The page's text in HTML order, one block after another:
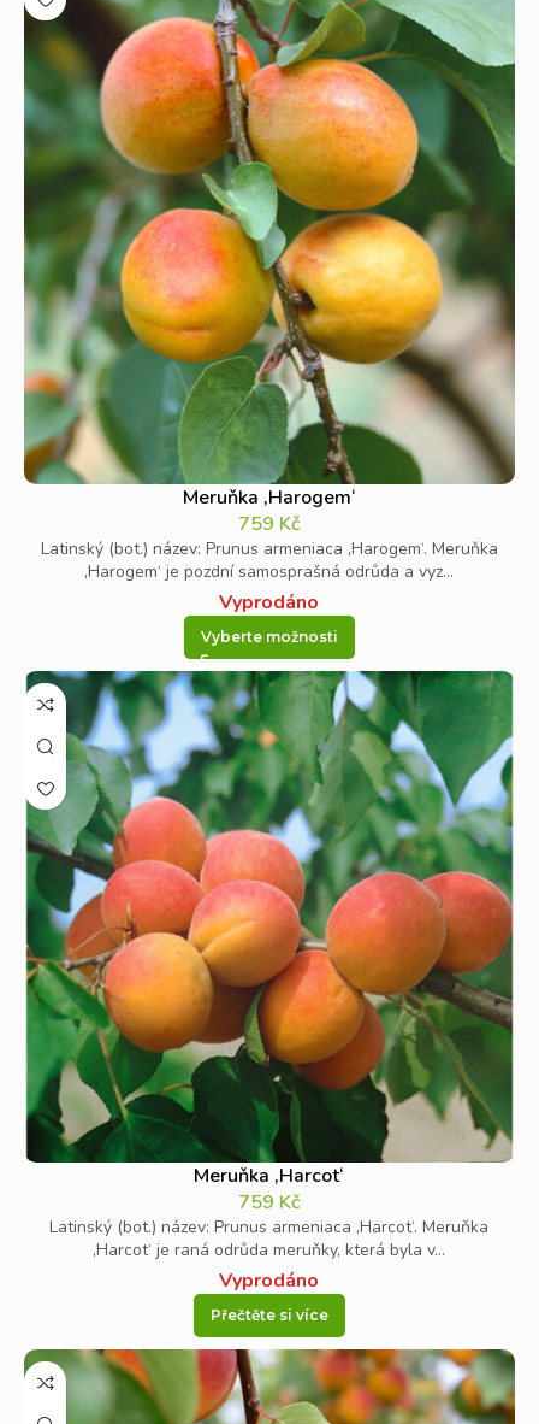
Meruňka ‚Harogem‘
759 Kč
Latinský (bot.) název: Prunus armeniaca ‚Harogem‘. Meruňka
‚Harogem‘ je pozdní samosprašná odrůda a vyz...
Vyprodáno
Vyberte možnosti
Meruňka ‚Harcot‘
759 Kč
Latinský (bot.) název: Prunus armeniaca ‚Harcot‘. Meruňka
‚Harcot‘ je raná odrůda meruňky, která byla v...
Vyprodáno
Přečtěte si více